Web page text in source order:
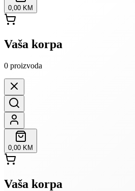
0,00 KM
Vaša korpa
0 proizvoda
0,00 KM
Vaša korpa